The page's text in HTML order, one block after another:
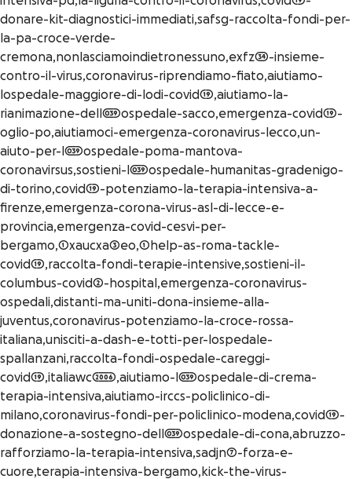
donare-kit-diagnostici-immediati,safsg-raccolta-fondi-per-
la-pa-croce-verde-
cremona,nonlasciamoindietronessuno,exfz34-insieme-
contro-il-virus,coronavirus-riprendiamo-fiato,aiutiamo-
lospedale-maggiore-di-lodi-covid19,aiutiamo-la-
rianimazione-dell039ospedale-sacco,emergenza-covid19-
oglio-po,aiutiamoci-emergenza-coronavirus-lecco,un-
aiuto-per-l039ospedale-poma-mantova-
coronavirsus,sostieni-l039ospedale-humanitas-gradenigo-
di-torino,covid19-potenziamo-la-terapia-intensiva-a-
firenze,emergenza-corona-virus-asl-di-lecce-e-
provincia,emergenza-covid-cesvi-per-
bergamo,1xaucxa3eo,1help-as-roma-tackle-
covid19,raccolta-fondi-terapie-intensive,sostieni-il-
columbus-covid2-hospital,emergenza-coronavirus-
ospedali,distanti-ma-uniti-dona-insieme-alla-
juventus,coronavirus-potenziamo-la-croce-rossa-
italiana,unisciti-a-dash-e-totti-per-lospedale-
spallanzani,raccolta-fondi-ospedale-careggi-
covid19,italiawc2006,aiutiamo-l039ospedale-di-crema-
terapia-intensiva,aiutiamo-irccs-policlinico-di-
milano,coronavirus-fondi-per-policlinico-modena,covid19-
donazione-a-sostegno-dell039ospedale-di-cona,abruzzo-
rafforziamo-la-terapia-intensiva,sadjn7-forza-e-
cuore,terapia-intensiva-bergamo,kick-the-virus-